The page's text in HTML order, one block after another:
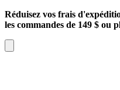
Réduisez vos frais
les commandes de 149 $ ou